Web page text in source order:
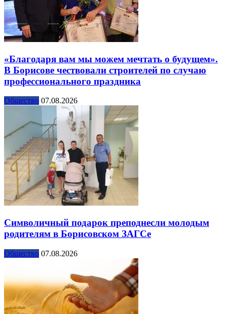
«Благодаря вам мы можем мечтать о будущем».
В Борисове чествовали строителей по случаю
профессионального праздника
Общество 07.08.2026
Символичный подарок преподнесли молодым
родителям в Борисовском ЗАГСе
Общество 07.08.2026